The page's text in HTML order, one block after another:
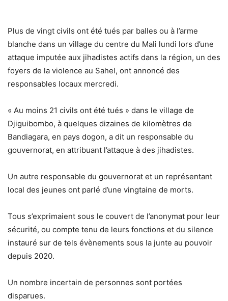
Plus de vingt civils ont été tués par balles ou à l’arme
blanche dans un village du centre du Mali lundi lors d’une
attaque imputée aux jihadistes actifs dans la région, un des
foyers de la violence au Sahel, ont annoncé des
responsables locaux mercredi.
« Au moins 21 civils ont été tués » dans le village de
Djiguibombo, à quelques dizaines de kilomètres de
Bandiagara, en pays dogon, a dit un responsable du
gouvernorat, en attribuant l’attaque à des jihadistes.
Un autre responsable du gouvernorat et un représentant
local des jeunes ont parlé d’une vingtaine de morts.
Tous s’exprimaient sous le couvert de l’anonymat pour leur
sécurité, ou compte tenu de leurs fonctions et du silence
instauré sur de tels évènements sous la junte au pouvoir
depuis 2020.
Un nombre incertain de personnes sont portées
disparues.